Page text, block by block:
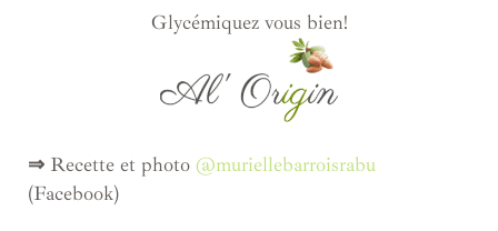
Glycémiquez vous bien!
⇒ Recette et photo @muriellebarroisrabu
(Facebook)